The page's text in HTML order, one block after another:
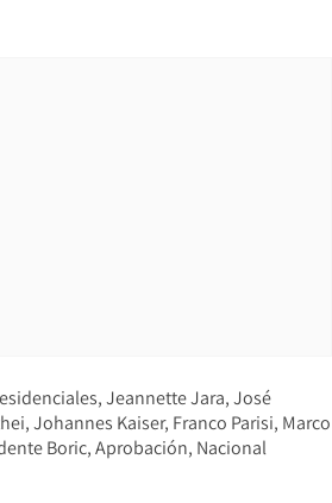
Jeannette Jara José
Johannes Kaiser Franco Parisi Marco
Boric Aprobación Nacional